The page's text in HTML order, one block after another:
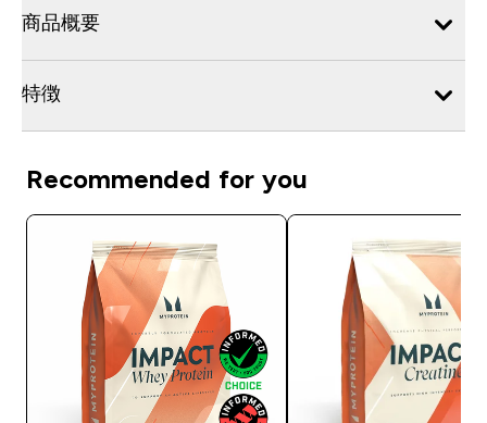
商品概要
特徴
Recommended for you